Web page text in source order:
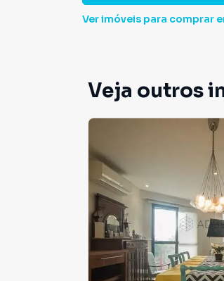
Ver imóveis para comprar
Veja outros